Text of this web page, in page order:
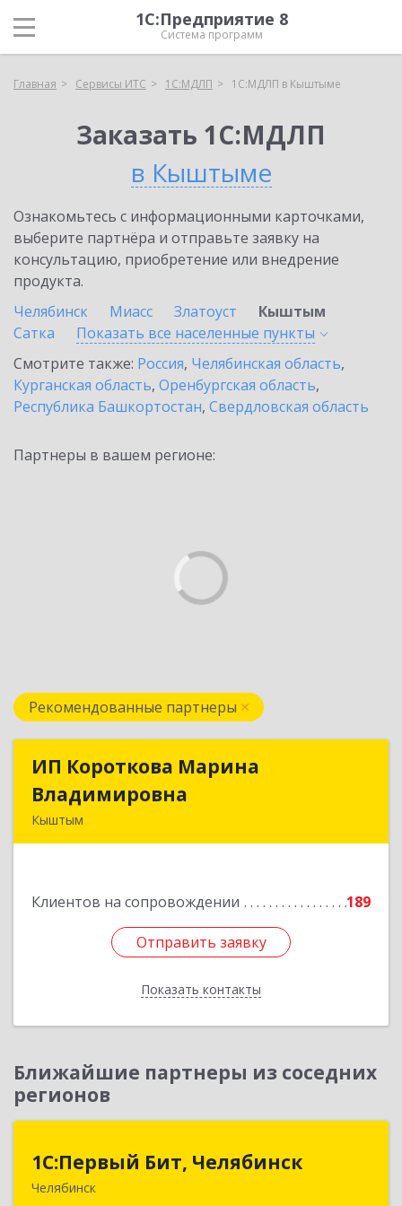
1С:Предприятие 8
Система программ
Главная Сервисы ИТС 1С:МДЛП 1С:МДЛП в Кыштыме
Заказать 1С:МДЛП
в Кыштыме
Ознакомьтесь с информационными карточками,
выберите партнёра и отправьте заявку на
консультацию, приобретение или внедрение
продукта.
Челябинск
Миасс Златоуст
Кыштым
Сатка
Показать все населенные пункты
Смотрите также: Россия, Челябинская область,
Курганская область, Оренбургская область,
Республика Башкортостан, Свердловская область
Партнеры в вашем регионе:
Рекомендованные партнеры
ИП Короткова Марина
Владимировна
Кыштым
Клиентов на сопровождении 189
Отправить заявку
Показать контакты
ИП Короткова Марина
Подробнее
Отправить заявку
Назад
Ближайшие партнеры из соседних
регионов
1С:Первый Бит, Челябинск
Челябинск
1С:Первый Бит, Челябинск